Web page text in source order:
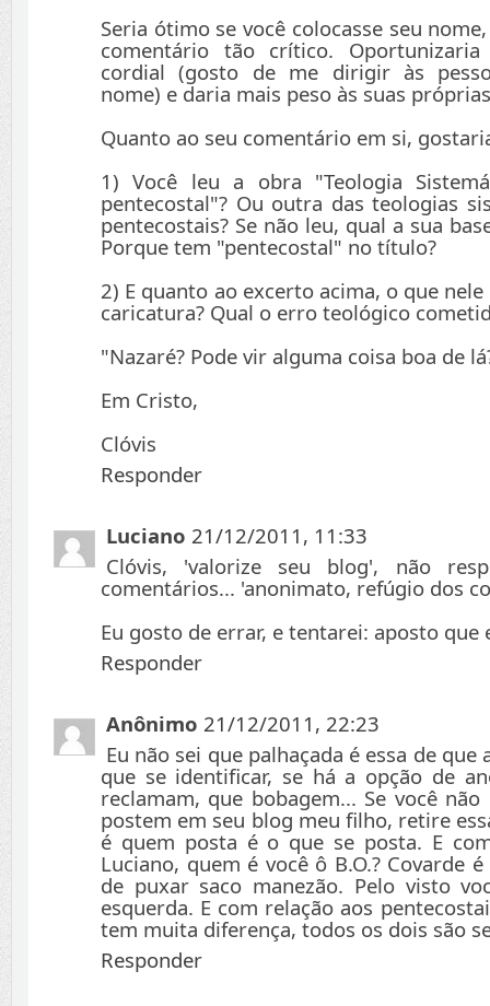
Seria ótimo se você colocasse seu
comentário tão crítico.
cordial (gosto de me dirigir às
nome) e daria mais peso às suas
Quanto ao seu comentário em si,
1) Você leu a obra "Teologia
pentecostal"? Ou outra das teologias
pentecostais? Se não leu, qual a sua
Porque tem "pentecostal" no título?
2) E quanto ao excerto acima, o que
caricatura? Qual o erro teológico
"Nazaré? Pode vir alguma coisa boa de
Em Cristo,
Clóvis
Responder
Luciano 21/12/2011, 11:33
Clóvis, 'valorize seu blog', não
comentários... 'anonimato, refúgio dos
Eu gosto de errar, e tentarei: aposto que
Responder
Anônimo 21/12/2011, 22:23
Eu não sei que palhaçada é essa de
que se identificar, se há a opção de
reclamam, que bobagem... Se você
postem em seu blog meu filho, retire
é quem posta é o que se posta. E
Luciano, quem é você ô B.O.? Covarde
de puxar saco manezão. Pelo visto
esquerda. E com relação aos
tem muita diferença, todos os dois são
Responder